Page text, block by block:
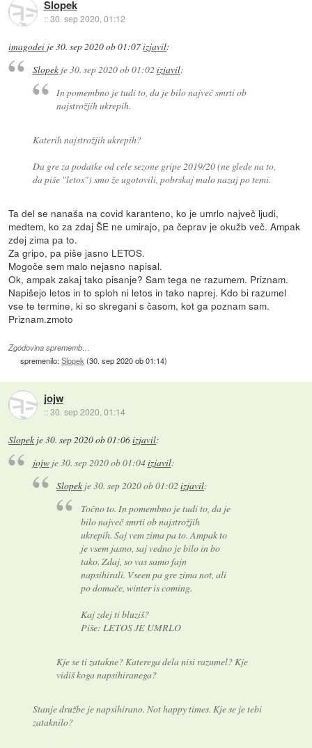
Slopek
::30. sep 2020, 01:12
imagodei je30. sep 2020 ob 01:07izjavil:
Slopekje30. sep 2020 ob 01:02 izjavil:
In pomembno je tudi to, da je bilo največ smrti ob
najstrožjih ukrepih.
Katerih najstrožjih ukrepih?
Da gre za podatke od cele sezone gripe 2019/20 (ne glede na to,
da piše "letos") smo že ugotovili, pobrskaj malo nazaj po temi.
Ta del se nanaša na covid karanteno, ko je umrlo največ ljudi,
medtem, ko za zdaj ŠE ne umirajo, pa čeprav je okužb več. Ampak
zdej zima pa to.
Za gripo, pa piše jasno LETOS.
Mogoče sem malo nejasno napisal.
Ok, ampak zakaj tako pisanje? Sam tega ne razumem. Priznam.
Napišejo letos in to sploh ni letos in tako naprej. Kdo bi razumel
vse te termine, ki so skregani s časom, kot ga poznam sam.
Priznam.zmoto
Zgodovina sprememb…
spremenilo:Slopek (30. sep 2020 ob 01:14)
jojw
::30. sep 2020, 01:14
Slopek je30. sep 2020 ob 01:06izjavil:
jojwje30. sep 2020 ob 01:04izjavil:
Slopek je30. sep 2020 ob 01:02izjavil:
Točno to. In pomembno je tudi to, da je
bilo največ smrti ob najstrožjih
ukrepih. Saj vem zima pa to. Ampak to
je vsem jasno, saj vedno je bilo in bo
tako. Zdaj, so vas samo fajn
napsihirali. Vseen pa gre zima not, ali
po domače, winter is coming.
Kaj zdej ti bluziš?
Piše: LETOS JE UMRLO
Kje se ti zatakne? Katerega dela nisi razumel? Kje
vidiš koga napsihiranega?
Stanje družbe je napsihirano. Not happy times. Kje se je tebi
zataknilo?